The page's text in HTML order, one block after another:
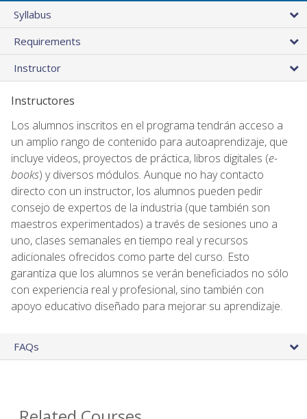
Syllabus
Requirements
Instructor
Instructores
Los alumnos inscritos en el programa tendrán acceso a
un amplio rango de contenido para autoaprendizaje, que
incluye videos, proyectos de práctica, libros digitales (e-
books) y diversos módulos. Aunque no hay contacto
directo con un instructor, los alumnos pueden pedir
consejo de expertos de la industria (que también son
maestros experimentados) a través de sesiones uno a
uno, clases semanales en tiempo real y recursos
adicionales ofrecidos como parte del curso. Esto
garantiza que los alumnos se verán beneficiados no sólo
con experiencia real y profesional, sino también con
apoyo educativo diseñado para mejorar su aprendizaje.
FAQs